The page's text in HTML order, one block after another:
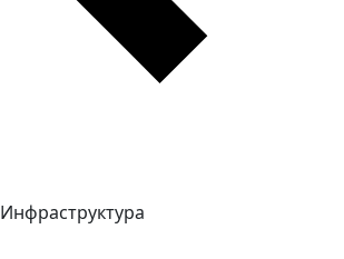
Инфраструктура